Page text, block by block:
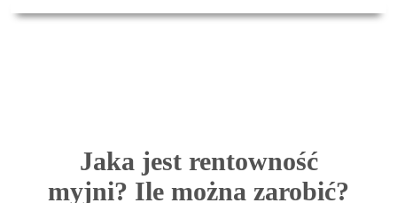
Jaka jest rentowność
myjni? Ile można zarobić?